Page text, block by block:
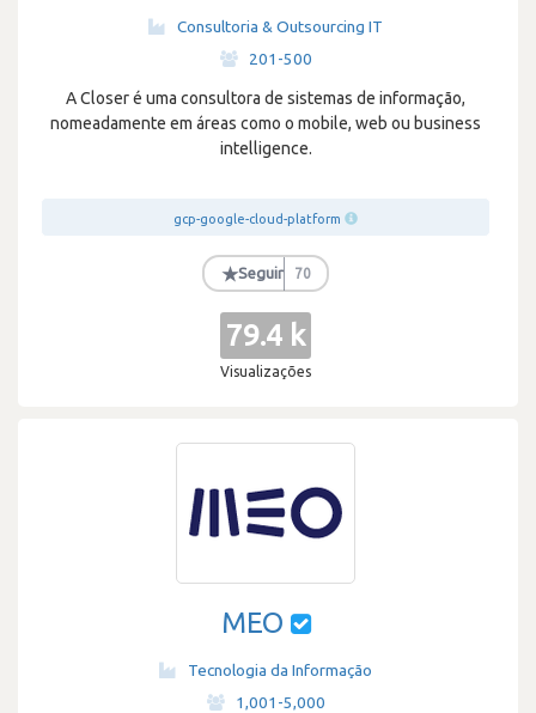
Consultoria & Outsourcing IT
201-500
A Closer é uma consultora de sistemas de informação,
nomeadamente em áreas como o mobile, web ou business
intelligence.
gcp-google-cloud-platform
★Seguir 70
79.4 k
Visualizações
MEO
Tecnologia da Informação
1,001-5,000